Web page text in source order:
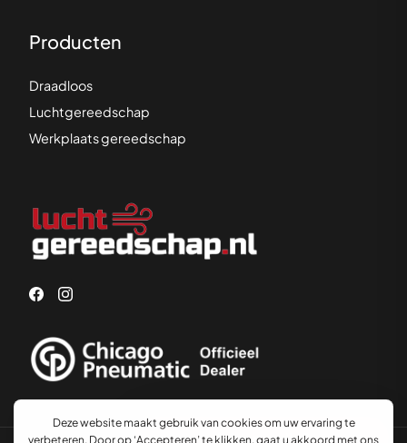
Producten
Draadloos
Luchtgereedschap
Werkplaats gereedschap
Advies nodig?